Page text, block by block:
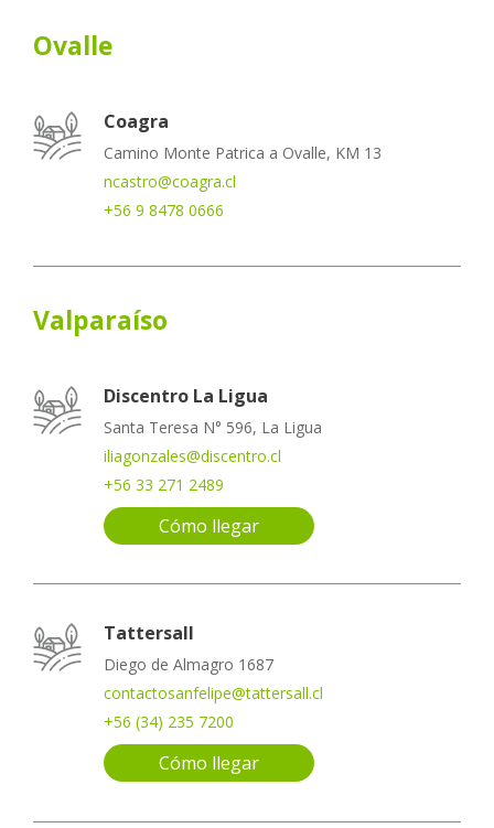
Ovalle
Coagra
Camino Monte Patrica a Ovalle, KM 13
ncastro@coagra.cl
+56 9 8478 0666
Valparaíso
Discentro La Ligua
Santa Teresa N° 596, La Ligua
iliagonzales@discentro.cl
+56 33 271 2489
Cómo llegar
Tattersall
Diego de Almagro 1687
contactosanfelipe@tattersall.cl
+56 (34) 235 7200
Cómo llegar